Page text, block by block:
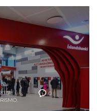
0
/
,